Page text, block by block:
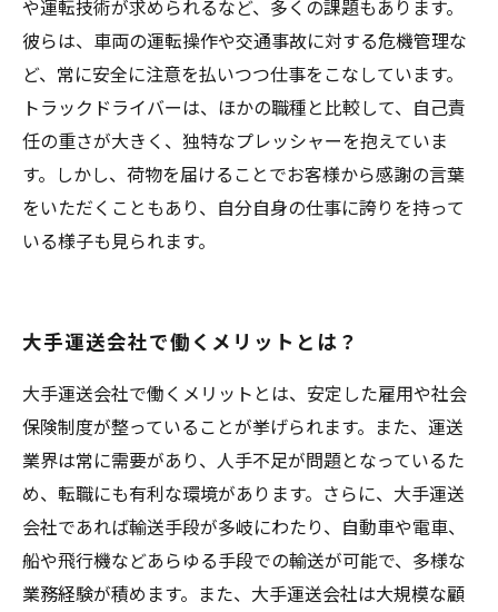
や運転技術が求められるなど、多くの課題もあります。
彼らは、車両の運転操作や交通事故に対する危機管理な
ど、常に安全に注意を払いつつ仕事をこなしています。
トラックドライバーは、ほかの職種と比較して、自己責
任の重さが大きく、独特なプレッシャーを抱えていま
す。しかし、荷物を届けることでお客様から感謝の言葉
をいただくこともあり、自分自身の仕事に誇りを持って
いる様子も見られます。
大手運送会社で働くメリットとは？
大手運送会社で働くメリットとは、安定した雇用や社会
保険制度が整っていることが挙げられます。また、運送
業界は常に需要があり、人手不足が問題となっているた
め、転職にも有利な環境があります。さらに、大手運送
会社であれば輸送手段が多岐にわたり、自動車や電車、
船や飛行機などあらゆる手段での輸送が可能で、多様な
業務経験が積めます。また、大手運送会社は大規模な顧